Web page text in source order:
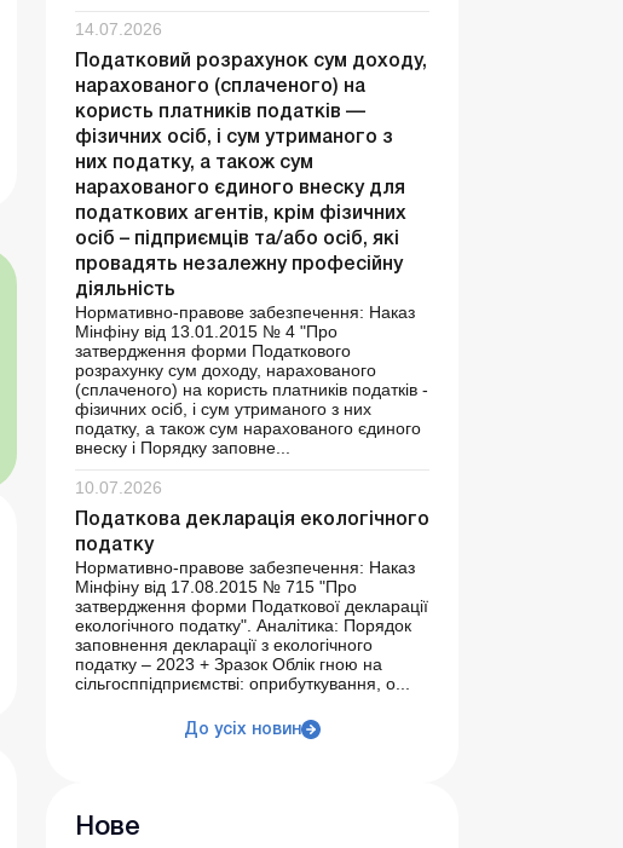
14.07.2026
Податковий розрахунок сум доходу,
нарахованого (сплаченого) на
користь платників податків —
фізичних осіб, і сум утриманого з
них податку, а також сум
нарахованого єдиного внеску для
податкових агентів, крім фізичних
осіб – підприємців та/або осіб, які
провадять незалежну професійну
діяльність
Нормативно-правове забезпечення: Наказ
Мінфіну від 13.01.2015 № 4 "Про
затвердження форми Податкового
розрахунку сум доходу, нарахованого
(сплаченого) на користь платників податків -
фізичних осіб, і сум утриманого з них
податку, а також сум нарахованого єдиного
внеску і Порядку заповне...
10.07.2026
Податкова декларація екологічного
податку
Нормативно-правове забезпечення: Наказ
Мінфіну від 17.08.2015 № 715 "Про
затвердження форми Податкової декларації
екологічного податку". Аналітика: Порядок
заповнення декларації з екологічного
податку – 2023 + Зразок Облік гною на
сільгосппідприємстві: оприбуткування, о...
До усіх новин
Нове